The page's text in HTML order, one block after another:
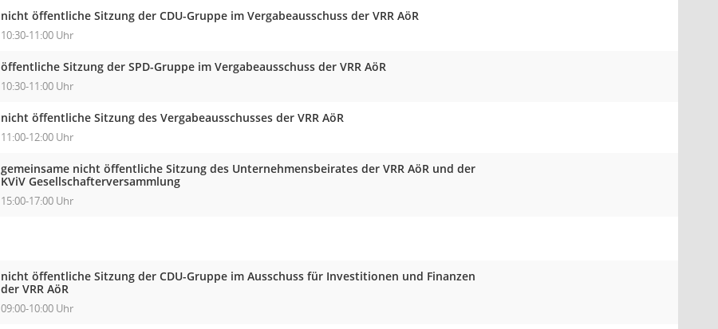
nicht öffentliche Sitzung der CDU-Gruppe im Vergabeausschuss der VRR AöR
10:30-11:00 Uhr
öffentliche Sitzung der SPD-Gruppe im Vergabeausschuss der VRR AöR
10:30-11:00 Uhr
nicht öffentliche Sitzung des Vergabeausschusses der VRR AöR
11:00-12:00 Uhr
gemeinsame nicht öffentliche Sitzung des Unternehmensbeirates der VRR AöR und der
KViV Gesellschafterversammlung
15:00-17:00 Uhr
nicht öffentliche Sitzung der CDU-Gruppe im Ausschuss für Investitionen und Finanzen
der VRR AöR
09:00-10:00 Uhr